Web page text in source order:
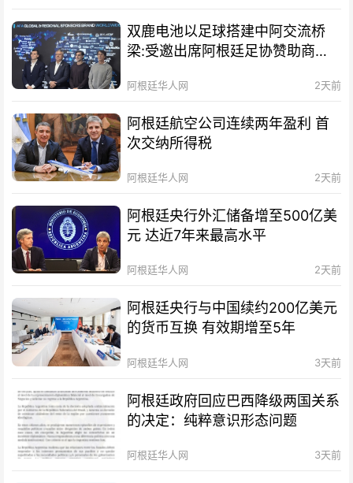
双鹿电池以足球搭建中阿交流桥
梁:受邀出席阿根廷足协赞助商招
阿根廷华人网 2天前
阿根廷航空公司连续两年盈利 首
次交纳所得税
阿根廷华人网 2天前
阿根廷央行外汇储备增至500亿美
元 达近7年来最高水平
阿根廷华人网 2天前
阿根廷央行与中国续约200亿美元
的货币互换 有效期增至5年
阿根廷华人网 3天前
阿根廷政府回应巴西降级两国关系
的决定：纯粹意识形态问题
阿根廷华人网 3天前